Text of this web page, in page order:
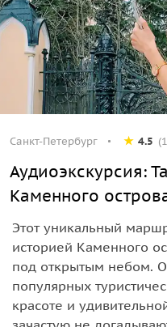
Санкт-Петербург 4.5
Аудиоэкскурсия:
Каменного
Этот уникальный
историей Каменного
под открытым небом.
популярных
красоте и